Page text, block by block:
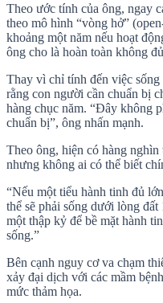
Theo ước tính của ông, ngay
theo mô hình “vòng hở”
khoảng một năm nếu hoạt
ông cho là hoàn toàn không
Thay vì chỉ tính đến việc
rằng con người cần chuẩn bị
hàng chục năm. “Đây không
chuẩn bị”, ông nhấn mạnh.
Theo ông, hiện có hàng
nhưng không ai có thể biết
“Nếu một tiểu hành tinh đủ
thể sẽ phải sống dưới lòng
một thập kỷ để bề mặt hành
sống.”
Bên cạnh nguy cơ va chạm
xảy đại dịch với các mầm
mức thảm họa.